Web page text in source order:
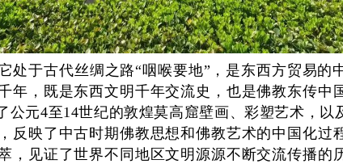
处于古代丝绸之路“咽喉要地”，是东西方贸易的
年，既是东西文明千年交流史，也是佛教东传中
公元4至14世纪的敦煌莫高窟壁画、彩塑艺术，以
反映了中古时期佛教思想和佛教艺术的中国化过
，见证了世界不同地区文明源源不断交流传播的